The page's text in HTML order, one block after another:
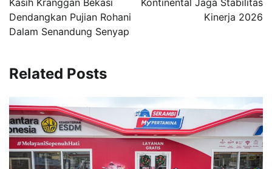
Kasih Kranggan Bekasi
Dendangkan Pujian Rohani
Dalam Senandung Senyap
Kontinental Jaga Stabilitas
Kinerja 2026
Related Posts